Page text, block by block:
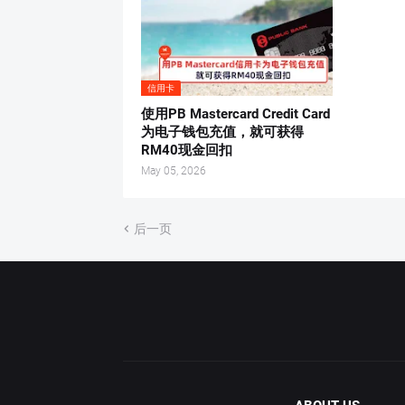
信用卡
使用PB Mastercard Credit Card
为电子钱包充值，就可获得
RM40现金回扣
May 05, 2026
后一页